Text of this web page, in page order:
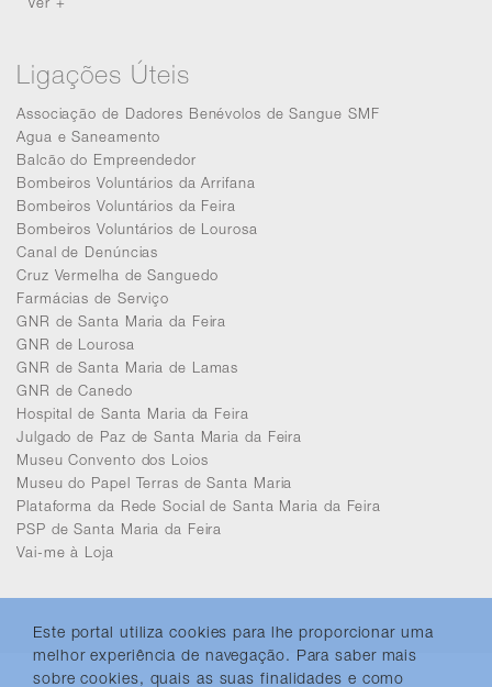
Este portal utiliza cookies para lhe proporcionar uma
melhor experiência de navegação. Para saber mais
sobre cookies, quais as suas finalidades e como
Ligações Úteis
Associação de Dadores Benévolos de Sangue SMF
Agua e Saneamento
Balcão do Empreendedor
Bombeiros Voluntários da Arrifana
Bombeiros Voluntários da Feira
Bombeiros Voluntários de Lourosa
Canal de Denúncias
Cruz Vermelha de Sanguedo
Farmácias de Serviço
GNR de Santa Maria da Feira
GNR de Lourosa
GNR de Santa Maria de Lamas
GNR de Canedo
Hospital de Santa Maria da Feira
Julgado de Paz de Santa Maria da Feira
Museu Convento dos Loios
Museu do Papel Terras de Santa Maria
Plataforma da Rede Social de Santa Maria da Feira
PSP de Santa Maria da Feira
Vai-me à Loja